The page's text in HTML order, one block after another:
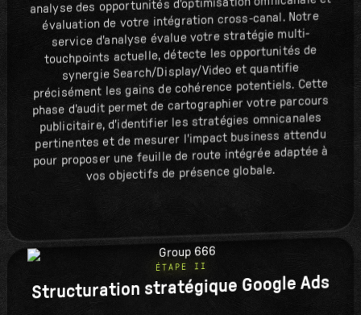
évaluation de votre intégration cross-canal. Notre
service d'analyse évalue votre stratégie multi-
touchpoints actuelle, détecte les opportunités de
synergie Search/Display/Video et quantifie
précisément les gains de cohérence potentiels. Cette
phase d'audit permet de cartographier votre parcours
publicitaire, d'identifier les stratégies omnicanales
pertinentes et de mesurer l'impact business attendu
pour proposer une feuille de route intégrée adaptée à
vos objectifs de présence globale.
ÉTAPE II
Structuration stratégique Google Ads